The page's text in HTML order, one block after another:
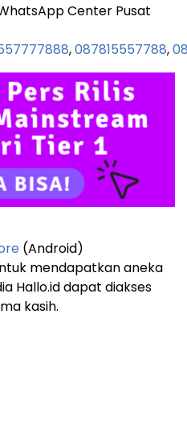
Center Pusat
,087815557788,
(Android)
mendapatkan aneka
Hallo.id dapat diakses
kasih.